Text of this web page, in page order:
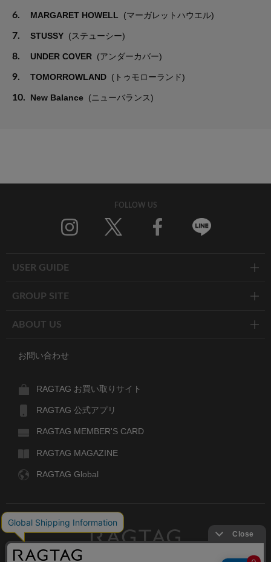
6. MARGARET HOWELL (マーガレットハウエル)
7. STUSSY (ステューシー)
8. UNDER COVER (アンダーカバー)
9. TOMORROWLAND (トゥモローランド)
10. New Balance (ニューバランス)
FOLLOW US
USER GUIDE
GROUP SITE
ABOUT US
お問い合わせ
RAGTAG お買い取りサイト
RAGTAG 公式アプリ
RAGTAG MEMBER'S CARD
RAGTAG MAGAZINE
RAGTAG Global
デザイナーズブランドのユーズド・セレクトショップ